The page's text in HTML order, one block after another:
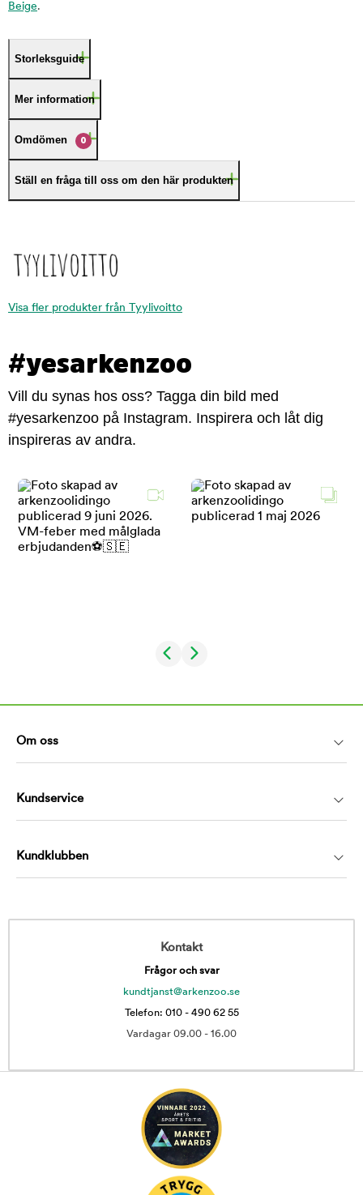
Beige.
Storleksguide
Mer information
Omdömen 0
Ställ en fråga till oss om den här produkten
Visa fler produkter från Tyylivoitto
#yesarkenzoo
Vill du synas hos oss? Tagga din bild med
#yesarkenzoo på Instagram. Inspirera och låt dig
inspireras av andra.
Om oss
Kundservice
Kundklubben
Kontakt
Frågor och svar
kundtjanst@arkenzoo.se
Telefon: 010 - 490 62 55
Vardagar 09.00 - 16.00